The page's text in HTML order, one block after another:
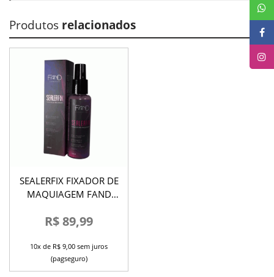
Produtos relacionados
SEALERFIX FIXADOR DE
MAQUIAGEM FAND
R$ 89,99
10x de R$ 9,00 sem juros
(pagseguro)